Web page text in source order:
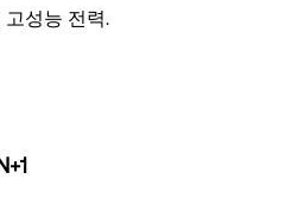
성능 전력.